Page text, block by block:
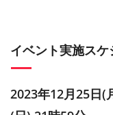
イベント実施スケ
2023年12月25日(